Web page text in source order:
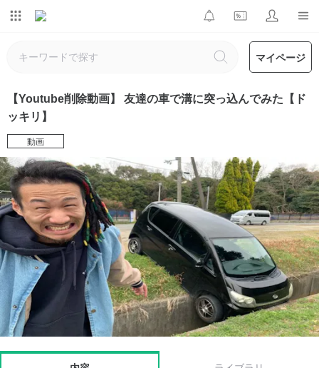
マイページ
【Youtube削除動画】 友達の車で溝に突っ込んでみた【ド
ッキリ】
動画